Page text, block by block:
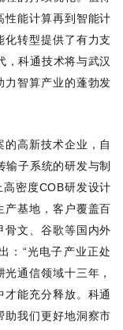
性能计算再到智能计
转型提供了有力支
，科通技术将与武汉
力智算产业的蓬勃发
高新技术企业，自
输子系统的研发与制
高密度COB研发设计
产基地，客户覆盖百
骨文、谷歌等国内外
： “光电子产业正处
通信领域十三年，
能充分释放。科通
助我们更好地洞察市